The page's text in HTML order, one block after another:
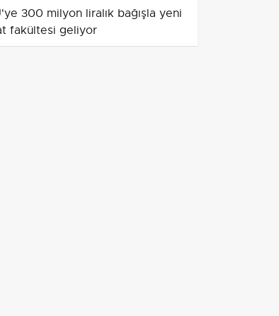
300 milyon liralık bağışla yeni
fakültesi geliyor